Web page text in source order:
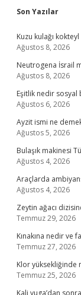
Son Yazılar
Kuzu kulağı
Ağustos 8, 2026
Neutrogena İsrail
Ağustos 8, 2026
Eşitlik nedir sosyal
Ağustos 6, 2026
Ayzit ismi ne
Ağustos 5, 2026
Bulaşık makinesi
Ağustos 4, 2026
Araçlarda
Ağustos 4, 2026
Zeytin ağacı
Temmuz 29, 2026
Kınakına nedir ve
Temmuz 27, 2026
Klor yüksekliğinde
Temmuz 25, 2026
Kali yuga’dan